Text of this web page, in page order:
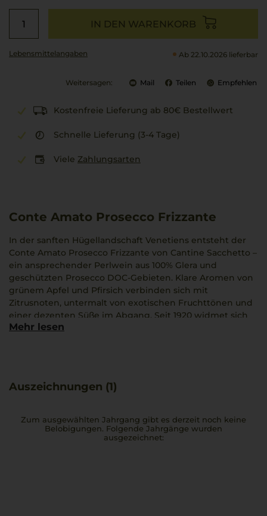
IN DEN WARENKORB
Lebensmittel­angaben Ab 22.10.2026 lieferbar
Weitersagen: Mail Teilen Empfehlen
Kostenfreie Lieferung ab 80€ Bestellwert
Schnelle Lieferung (3-4 Tage)
Viele Zahlungsarten
Conte Amato Prosecco Frizzante
In der sanften Hügellandschaft Venetiens entsteht der
Conte Amato Prosecco Frizzante von Cantine Sacchetto –
ein ansprechender Perlwein aus 100% Glera und
geschützten Prosecco DOC-Gebieten. Klare Aromen von
grünem Apfel und Pfirsich verbinden sich mit
Zitrusnoten, untermalt von exotischen Fruchttönen und
einer dezenten Süße im Abgang. Seit 1920 widmet sich
Sacchetto mit großer Hingabe der Weinherstellung, was
Mehr lesen
Auszeichnungen (1)
Zum ausgewählten Jahrgang gibt es derzeit noch keine
Belobigungen. Folgende Jahrgänge wurden
ausgezeichnet: